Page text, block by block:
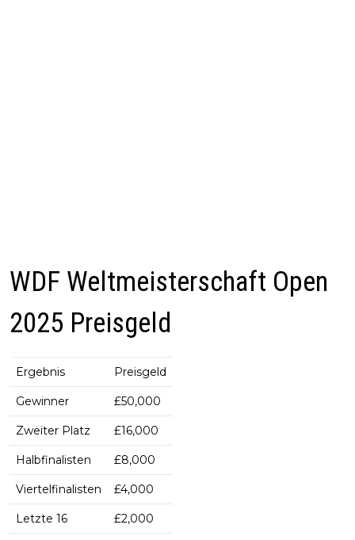
WDF Weltmeisterschaft Open
2025 Preisgeld
Ergebnis Preisgeld
Gewinner £50,000
Zweiter Platz £16,000
Halbfinalisten £8,000
Viertelfinalisten £4,000
Letzte 16 £2,000